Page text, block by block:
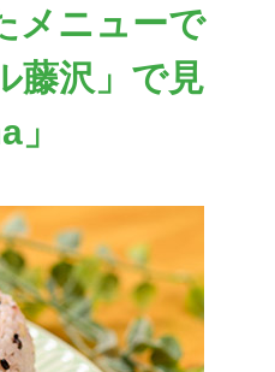
メニューで
藤沢」で見